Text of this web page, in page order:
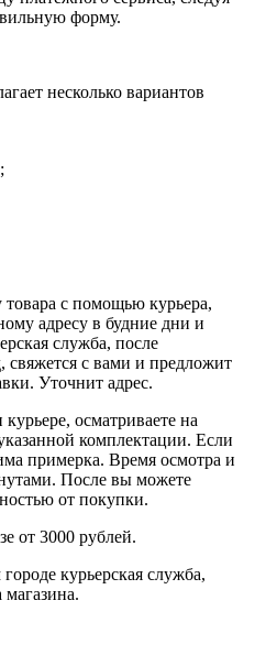
форму.
несколько вариантов
товара с помощью курьера,
адресу в будние дни и
служба, после
свяжется с вами и предложит
Уточнит адрес.
осматриваете на
комплектации. Если
примерка. Время осмотра и
После вы можете
от покупки.
от 3000 рублей.
курьерская служба,